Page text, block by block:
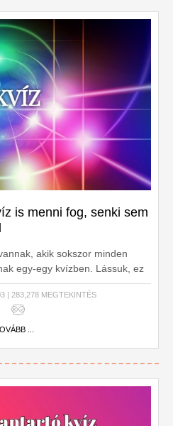
is menni fog, senki sem
akik sokszor minden
egy-egy kvízben. Lássuk, ez
| 283,278 MEGTEKINTÉS
...